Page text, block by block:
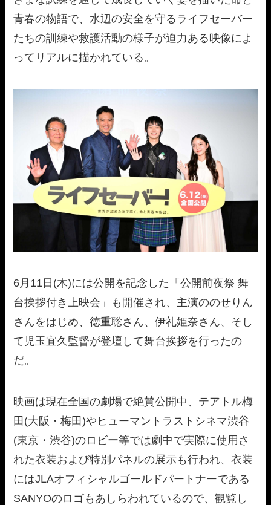
青春の物語で、水辺の安全を守るライフセーバー
たちの訓練や救護活動の様子が迫力ある映像によ
ってリアルに描かれている。
6月11日(木)には公開を記念した「公開前夜祭 舞
台挨拶付き上映会」も開催され、主演ののせりん
さんをはじめ、徳重聡さん、伊礼姫奈さん、そし
て児玉宜久監督が登壇して舞台挨拶を行ったの
だ。
映画は現在全国の劇場で絶賛公開中、テアトル梅
田(大阪・梅田)やヒューマントラストシネマ渋谷
(東京・渋谷)のロビー等では劇中で実際に使用さ
れた衣装および特別パネルの展示も行われ、衣装
にはJLAオフィシャルゴールドパートナーである
SANYOのロゴもあしらわれているので、観覧し